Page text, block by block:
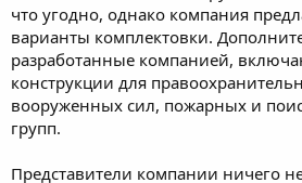
что угодно, однако компания
варианты комплектовки.
разработанные компанией,
конструкции для
вооруженных сил, пожарных и
групп.
Представители компании ничего